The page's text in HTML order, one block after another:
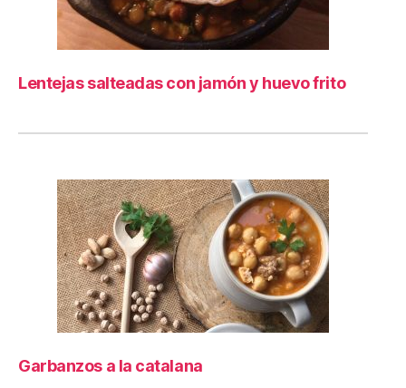
Lentejas salteadas con jamón y huevo frito
Garbanzos a la catalana